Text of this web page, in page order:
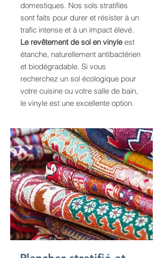
domestiques. Nos sols stratifiés
sont faits pour durer et résister à un
trafic intense et à un impact élevé.
Le revêtement de sol en vinyleest
étanche, naturellement antibactérien
et biodégradable. Si vous
recherchez un sol écologique pour
votre cuisine ou votre salle de bain,
le vinyle est une excellente option.